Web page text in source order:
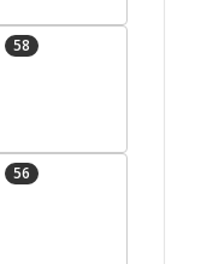
58
56